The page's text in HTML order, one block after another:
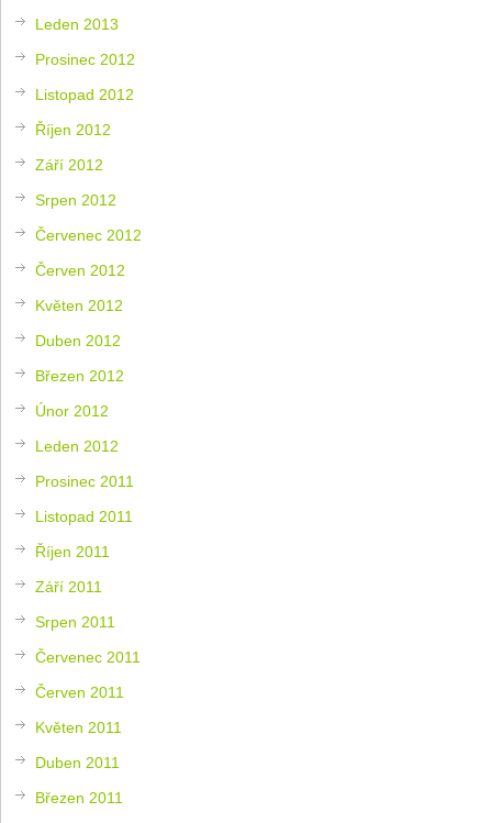
Leden 2013
Prosinec 2012
Listopad 2012
Říjen 2012
Září 2012
Srpen 2012
Červenec 2012
Červen 2012
Květen 2012
Duben 2012
Březen 2012
Únor 2012
Leden 2012
Prosinec 2011
Listopad 2011
Říjen 2011
Září 2011
Srpen 2011
Červenec 2011
Červen 2011
Květen 2011
Duben 2011
Březen 2011